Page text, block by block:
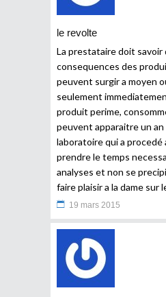
le revolte
La prestataire doit savoir
consequences des
peuvent surgir a moyen
seulement
produit perime,
peuvent apparaitre un
laboratoire qui a procedé
prendre le temps
analyses et non se
faire plaisir a la dame sur
19 mars 2015